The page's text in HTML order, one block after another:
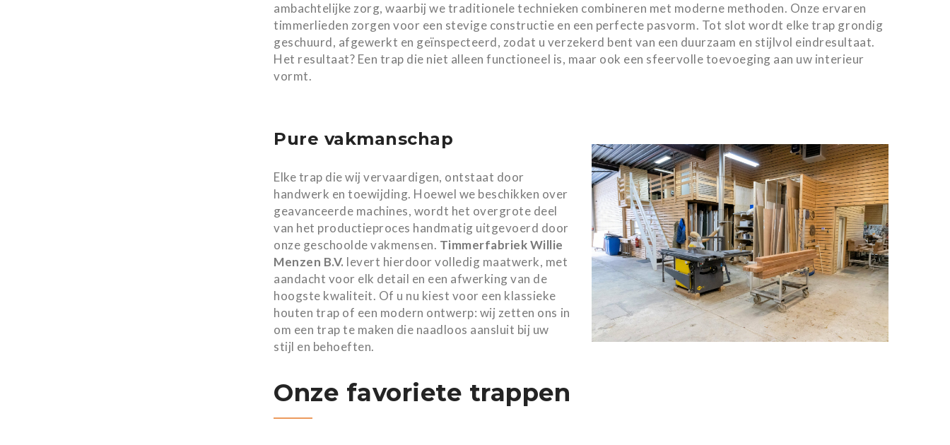
ambachtelijke zorg, waarbij we traditionele technieken combineren met moderne methoden. Onze ervaren
timmerlieden zorgen voor een stevige constructie en een perfecte pasvorm. Tot slot wordt elke trap grondig
geschuurd, afgewerkt en geïnspecteerd, zodat u verzekerd bent van een duurzaam en stijlvol eindresultaat.
Het resultaat? Een trap die niet alleen functioneel is, maar ook een sfeervolle toevoeging aan uw interieur
vormt.
Pure vakmanschap
Elke trap die wij vervaardigen, ontstaat door
handwerk en toewijding. Hoewel we beschikken over
geavanceerde machines, wordt het overgrote deel
van het productieproces handmatig uitgevoerd door
onze geschoolde vakmensen. Timmerfabriek Willie
Menzen B.V. levert hierdoor volledig maatwerk, met
aandacht voor elk detail en een afwerking van de
hoogste kwaliteit. Of u nu kiest voor een klassieke
houten trap of een modern ontwerp: wij zetten ons in
om een trap te maken die naadloos aansluit bij uw
stijl en behoeften.
Onze favoriete trappen